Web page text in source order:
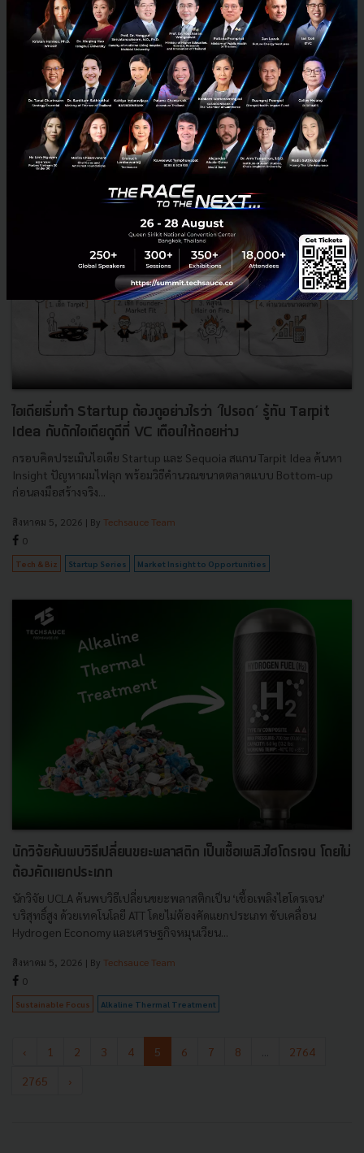
เจาะลึกชนวนตึงเครียดใหม่ 'Mythos' โมเดล AI จาก Anthropic ที่ทำให้จีน
ผวา หวั่นถูกใช้เป็นอาวุธไซเบอร์จับตาหมากเกมใหม่ในสงครามเทคโนโลยี
ระหว่างสหรัฐฯ และจีน...
สิงหาคม 5, 2026 | ByTechsauce Team
China mythos claude anthropic
ไอเดียเริ่มทำ Startup ต้องดูอย่างไรว่า ‘ไปรอด’ รู้ทัน Tarpit
Idea กับดักไอเดียดูดีที่ VC เตือนให้ถอยห่าง
กรอบคิดประเมินไอเดีย Startup และ Sequoia สแกน Tarpit Idea ค้นหา
Insight ปัญหาผมไฟลุก พร้อมวิธีคำนวณขนาดตลาดแบบ Bottom-up
ก่อนลงมือสร้างจริง...
สิงหาคม 5, 2026 | By Techsauce Team
0
Tech & Biz Startup Series Market Insight to Opportunities
นักวิจัยค้นพบวิธีเปลี่ยนขยะพลาสติก เป็นเชื้อเพลิงไฮโดรเจน โดยไม่
ต้องคัดแยกประเภท
นักวิจัย UCLA ค้นพบวิธีเปลี่ยนขยะพลาสติกเป็น ‘เชื้อเพลิงไฮโดรเจน’
บริสุทธิ์สูง ด้วยเทคโนโลยี ATT โดยไม่ต้องคัดแยกประเภท ขับเคลื่อน
Hydrogen Economy และเศรษฐกิจหมุนเวียน...
สิงหาคม 5, 2026 | By Techsauce Team
0
Sustainable Focus Alkaline Thermal Treatment
‹ 1 2 3 4 5 6 7 8
2764
2765
›